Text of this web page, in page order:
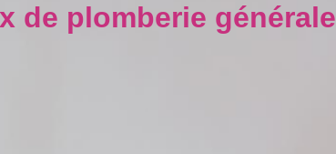
de plomberie générale